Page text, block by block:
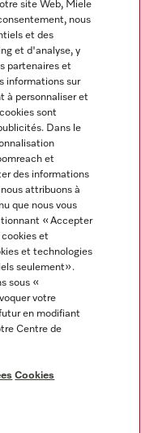
site Web, Miele
nous
et des
et d'analyse, y
partenaires et
informations sur
à personnaliser et
sont
Dans le
et
des informations
attribuons à
que nous vous
« Accepter
et
et technologies
seulement».
sous «
votre
en modifiant
Centre de
Cookies